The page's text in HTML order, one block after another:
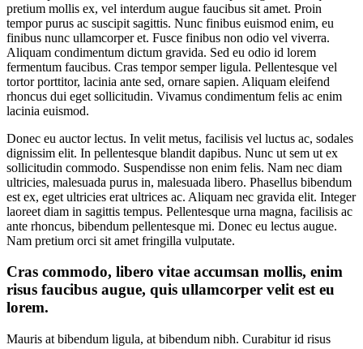
pretium mollis ex, vel interdum augue faucibus sit amet. Proin
tempor purus ac suscipit sagittis. Nunc finibus euismod enim, eu
finibus nunc ullamcorper et. Fusce finibus non odio vel viverra.
Aliquam condimentum dictum gravida. Sed eu odio id lorem
fermentum faucibus. Cras tempor semper ligula. Pellentesque vel
tortor porttitor, lacinia ante sed, ornare sapien. Aliquam eleifend
rhoncus dui eget sollicitudin. Vivamus condimentum felis ac enim
lacinia euismod.
Donec eu auctor lectus. In velit metus, facilisis vel luctus ac, sodales
dignissim elit. In pellentesque blandit dapibus. Nunc ut sem ut ex
sollicitudin commodo. Suspendisse non enim felis. Nam nec diam
ultricies, malesuada purus in, malesuada libero. Phasellus bibendum
est ex, eget ultricies erat ultrices ac. Aliquam nec gravida elit. Integer
laoreet diam in sagittis tempus. Pellentesque urna magna, facilisis ac
ante rhoncus, bibendum pellentesque mi. Donec eu lectus augue.
Nam pretium orci sit amet fringilla vulputate.
Cras commodo, libero vitae accumsan mollis, enim
risus faucibus augue, quis ullamcorper velit est eu
lorem.
Mauris at bibendum ligula, at bibendum nibh. Curabitur id risus